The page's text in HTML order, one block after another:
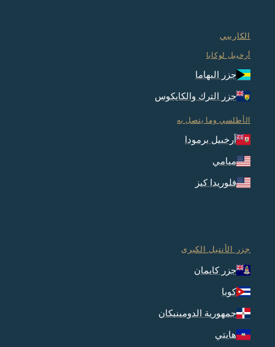
الكاريبي
أرخبيل لوكايا
جزر البهاما
جزر الترك والكايكوس
الأطلسي وما يتصل به
أرخبيل برمودا
ميامي
فلوريدا كيز
جزر الأنتيل الكبرى
جزر كايمان
كوبا
جمهورية الدومينيكان
هايتي